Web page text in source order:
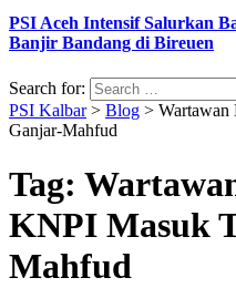
PSI Aceh Intensif Salurkan
Banjir Bandang di Bireuen
Search for:
PSI Kalbar> Blog >
Ganjar-Mahfud
Tag:
KNPI Masuk
Mahfud